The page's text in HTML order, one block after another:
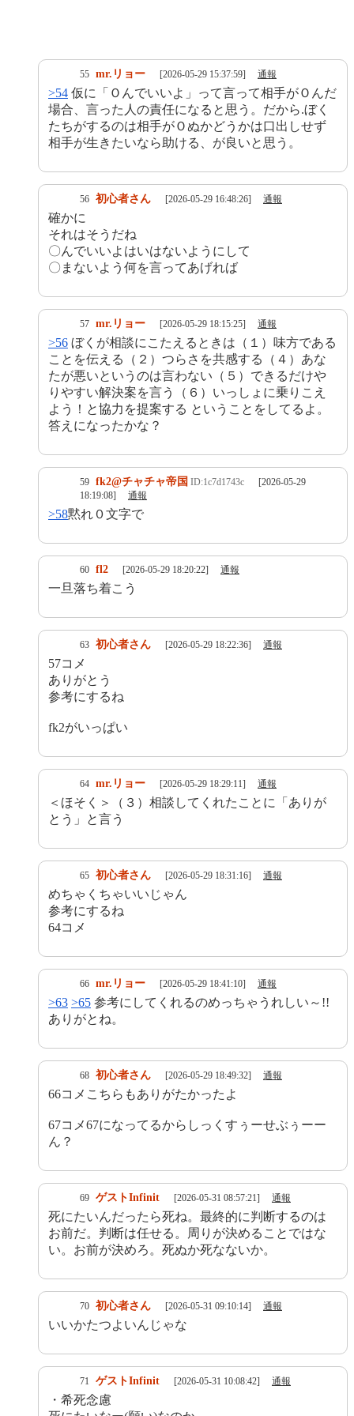
55 mr.リョー [2026-05-29 15:37:59] 通報
>54 仮に「Ｏんでいいよ」って言って相手がＯんだ
場合、言った人の責任になると思う。だから.ぼく
たちがするのは相手がＯぬかどうかは口出しせず
相手が生きたいなら助ける、が良いと思う。
56 初心者さん [2026-05-29 16:48:26] 通報
確かに
それはそうだね
〇んでいいよはいはないようにして
〇まないよう何を言ってあげれば
57 mr.リョー [2026-05-29 18:15:25] 通報
>56 ぼくが相談にこたえるときは（１）味方である
ことを伝える（２）つらさを共感する（４）あな
たが悪いというのは言わない（５）できるだけや
りやすい解決案を言う（６）いっしょに乗りこえ
よう！と協力を提案する ということをしてるよ。
答えになったかな？
59 fk2@チャチャ帝国 ID:1c7d1743c
[2026-05-29
18:19:08]
通報
>58黙れ０文字で
60 fl2 [2026-05-29 18:20:22] 通報
一旦落ち着こう
63 初心者さん [2026-05-29 18:22:36] 通報
57コメ
ありがとう
参考にするね
fk2がいっぱい
64 mr.リョー [2026-05-29 18:29:11] 通報
＜ほそく＞（３）相談してくれたことに「ありが
とう」と言う
65 初心者さん [2026-05-29 18:31:16] 通報
めちゃくちゃいいじゃん
参考にするね
64コメ
66 mr.リョー [2026-05-29 18:41:10] 通報
>63 >65 参考にしてくれるのめっちゃうれしい～!!
ありがとね。
68 初心者さん [2026-05-29 18:49:32] 通報
66コメこちらもありがたかったよ
67コメ67になってるからしっくすぅーせぶぅーー
ん？
69 ゲストInfinit [2026-05-31 08:57:21] 通報
死にたいんだったら死ね。最終的に判断するのは
お前だ。判断は任せる。周りが決めることではな
い。お前が決めろ。死ぬか死なないか。
70 初心者さん [2026-05-31 09:10:14] 通報
いいかたつよいんじゃな
71 ゲストInfinit [2026-05-31 10:08:42] 通報
・希死念慮